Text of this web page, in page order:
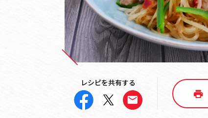
レシピを共有する